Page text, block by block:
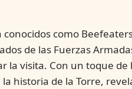
como
de las Fuerzas
la visita. Con un toque
historia de la Torre,